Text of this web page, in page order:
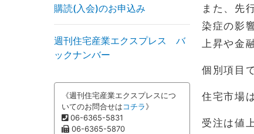
また、先
染症の影
上昇や金
個別項目
住宅市場
受注は値
購読(入会)のお申込み
週刊住宅産業エクスプレス バ
ックナンバー
《週刊住宅産業エクスプレスにつ
いてのお問合せはコチラ》
06-6365-5831
06-6365-5870